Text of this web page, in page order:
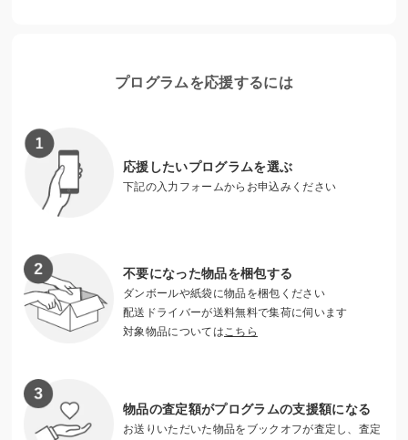
さい。
http://www.bureau.tohoku.ac.jp/kikin/japanese/application/b
enefits.html
プログラムを応援するには
応援したいプログラムを選ぶ
下記の入力フォームからお申込みください
不要になった物品を梱包する
ダンボールや紙袋に物品を梱包ください
配送ドライバーが送料無料で集荷に伺います
対象物品については こちら
物品の査定額がプログラムの支援額になる
お送りいただいた物品をブックオフが査定し、査定